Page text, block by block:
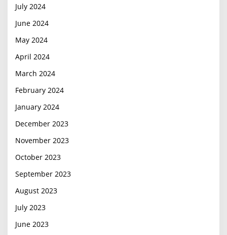
July 2024
June 2024
May 2024
April 2024
March 2024
February 2024
January 2024
December 2023
November 2023
October 2023
September 2023
August 2023
July 2023
June 2023